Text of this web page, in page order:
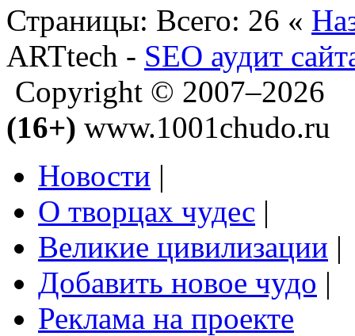
Страницы: Всего: 26 «
ARTtech - SEO аудит
Copyright © 2007–2026
(16+) www.1001chudo.ru
Новости |
О творцах чудес |
Великие цивилизации |
Добавить новое чудо |
Реклама на проекте